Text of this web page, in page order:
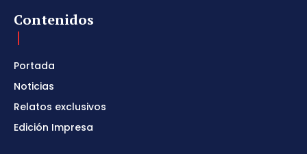
Contenidos
Portada
Noticias
Relatos exclusivos
Edición Impresa